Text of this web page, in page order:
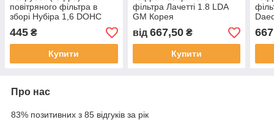
повітряного фільтра в
зборі Нубіра 1,6 DOHC
GM
445 ₴
Купити
фільтра Лачетті 1.8 LDA
GM Корея
від 667,50₴
Купити
Про нас
83% позитивних з 85 відгуків за рік